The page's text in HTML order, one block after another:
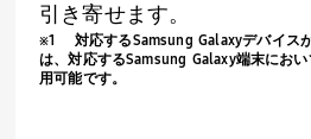
引き寄せます。
※1 対応するSamsung Galaxyデバイス
は、対応するSamsung Galaxy端末におい
用可能です。